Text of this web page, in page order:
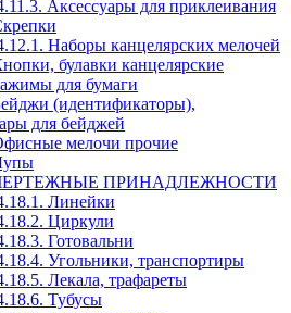
Аксессуары для приклеивания
Наборы канцелярских мелочей
булавки канцелярские
для бумаги
(идентификаторы),
для бейджей
мелочи прочие
ЧЕРТЕЖНЫЕ ПРИНАДЛЕЖНОСТИ
Линейки
Циркули
Готовальни
Угольники, транспортиры
Лекала, трафареты
Тубусы